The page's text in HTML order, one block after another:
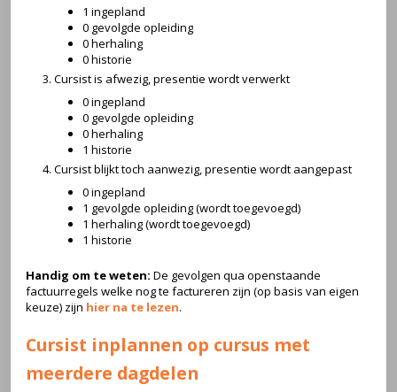
1 ingepland
0 gevolgde opleiding
0 herhaling
0 historie
Cursist is afwezig, presentie wordt verwerkt
0 ingepland
0 gevolgde opleiding
0 herhaling
1 historie
Cursist blijkt toch aanwezig, presentie wordt aangepast
0 ingepland
1 gevolgde opleiding (wordt toegevoegd)
1 herhaling (wordt toegevoegd)
1 historie
Handig om te weten: De gevolgen qua openstaande
factuurregels welke nog te factureren zijn (op basis van eigen
keuze) zijn hier na te lezen.
Cursist inplannen op cursus met
meerdere dagdelen